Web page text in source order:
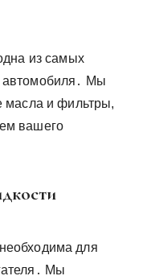
из самых
автомобиля․ Мы
масла и фильтры,
вашего
для
Мы